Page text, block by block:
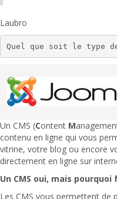
Laubro
Quel que soit le type
Un CMS (Content M
contenu en ligne qui vous
vitrine, votre blog ou encore
directement en ligne sur
Un CMS oui, mais pourquoi
Les CMS vous permettent de